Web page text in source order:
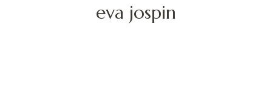
eva jospin